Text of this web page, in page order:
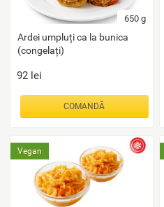
650 g
Ardei umpluți ca la bunica
(congelați)
92 lei
COMANDĂ
Vegan